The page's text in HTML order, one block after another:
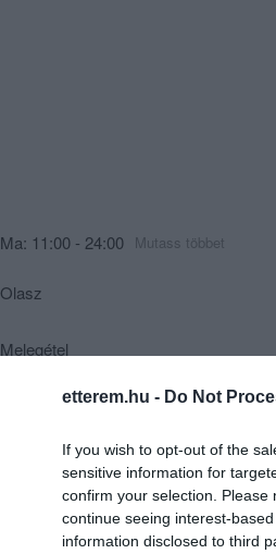
etterem.hu - Do Not
If you wish to opt-out of the
sensitive information for
confirm your selection.
continue seeing interest-
information disclosed to third
Ma: 11:00 - 24:00 Mutass többet
Olasz
Melegétel
Tésztán innen,pizzán túl,a Belváros
mindent!-végigkóstolhatjuk Al
kereszttüzében.Pasta e basta!